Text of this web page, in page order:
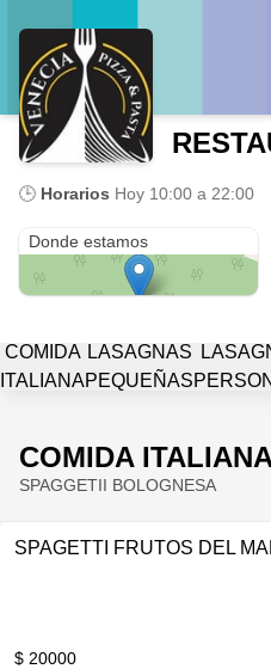
🕒 Horarios Hoy 10:00 a 22:00
Donde estamos
COMIDA
ITALIANA
LASAGNAS
PEQUEÑAS
COMIDA
SPAGGETII BOLOGNESA
SPAGETTI FRUTOS DEL
$ 20000